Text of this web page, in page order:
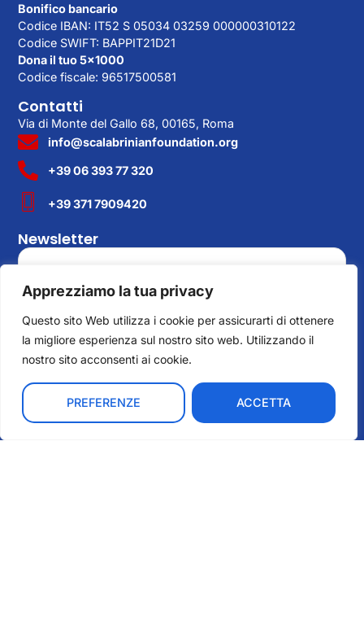
Apprezziamo la tua privacy
Questo sito Web utilizza i cookie per assicurarti di ottenere
la migliore esperienza sul nostro sito web. Utilizzando il
nostro sito acconsenti ai cookie.
PREFERENZE ACCETTA
Bonifico bancario
Codice IBAN: IT52 S 05034 03259 000000310122
Codice SWIFT: BAPPIT21D21
Dona il tuo 5×1000
Codice fiscale: 96517500581
Contatti
Via di Monte del Gallo 68, 00165, Roma
info@scalabrinianfoundation.org
+39 06 393 77 320
+39 371 7909420
Newsletter
Ho letto ed accetto l'informativa privacy
Scalabriniana.
ISCRIVITI